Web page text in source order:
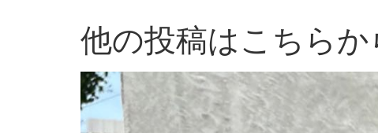
他の投稿はこちら